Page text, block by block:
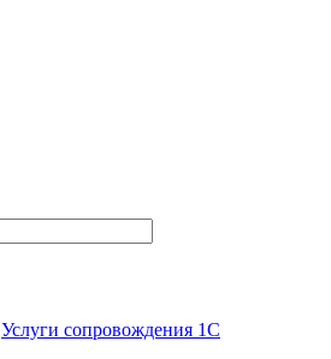
Услуги сопровождения 1С